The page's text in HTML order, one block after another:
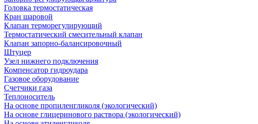
Головка термостатическая
Кран шаровой
Клапан терморегулирующий
Термостатический смесительный клапан
Клапан запорно-балансировочный
Штуцер
Узел нижнего подключения
Компенсатор гидроудара
Газовое оборудование
Счетчики газа
Теплоноситель
На основе пропиленгликоля (экологический)
На основе глицеринового раствора (экологический)